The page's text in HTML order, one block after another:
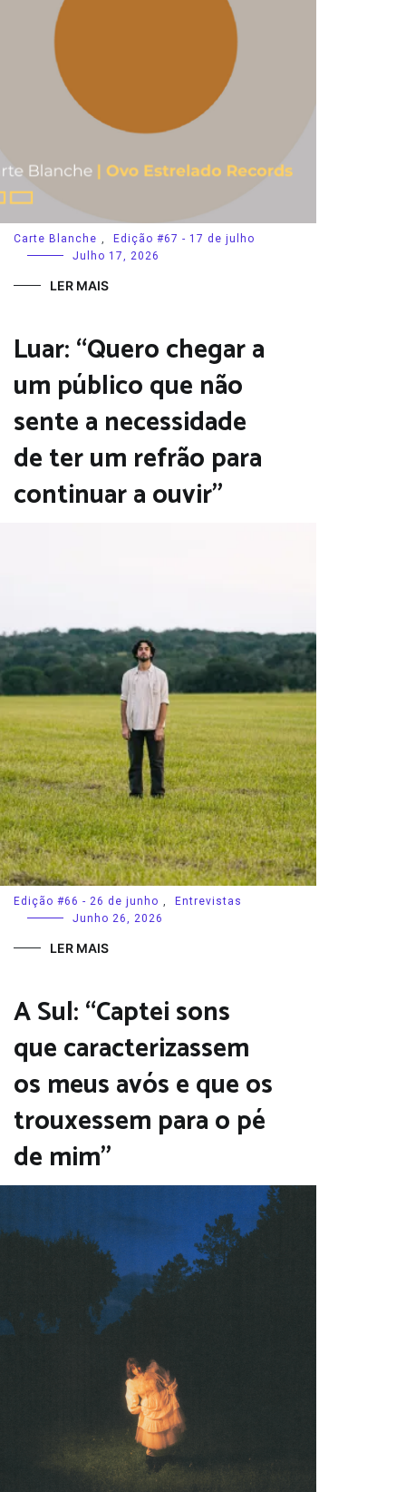
Carte Blanche ,
Edição #67 - 17 de julho
Julho 17, 2026
LER MAIS
Luar: “Quero chegar a
um público que não
sente a necessidade
de ter um refrão para
continuar a ouvir”
Edição #66 - 26 de junho ,
Entrevistas
Junho 26, 2026
LER MAIS
A Sul: “Captei sons
que caracterizassem
os meus avós e que os
trouxessem para o pé
de mim”